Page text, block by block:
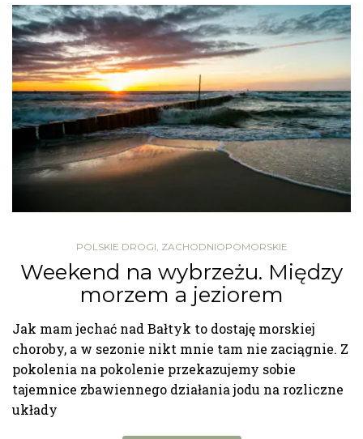
POLSKIE DROGI, ZACHODNIOPOMORSKIE
Weekend na wybrzeżu. Między
morzem a jeziorem
Jak mam jechać nad Bałtyk to dostaję morskiej
choroby, a w sezonie nikt mnie tam nie zaciągnie. Z
pokolenia na pokolenie przekazujemy sobie
tajemnice zbawiennego działania jodu na rozliczne
układy